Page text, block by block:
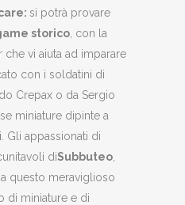
si potrà provare
storico , con la
che vi aiuta ad imparare
con i soldatini di
Crepax o da Sergio
miniature dipinte a
Gli appassionati di
diSubbuteo
questo meraviglioso
di miniature e di